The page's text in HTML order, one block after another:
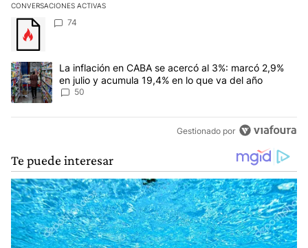
CONVERSACIONES ACTIVAS
Este listado muestra los artículos con más comentarios en los
Un artículo de tendencia con el título "" con 74 comentarios.
74
Un artículo de tendencia con el título "La inflación en CABA se
La inflación en CABA se acercó al 3%: marcó 2,9%
en julio y acumula 19,4% en lo que va del año
50
Gestionado por